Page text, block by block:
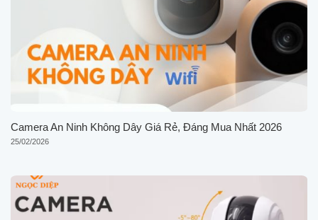
Camera An Ninh Không Dây Giá Rẻ, Đáng Mua Nhất 2026
25/02/2026